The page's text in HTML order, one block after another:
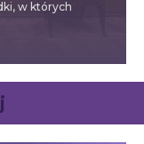
w których